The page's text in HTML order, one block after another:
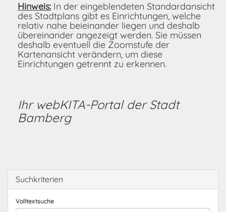
Hinweis: In der eingeblendeten Standardansicht
des Stadtplans gibt es Einrichtungen, welche
relativ nahe beieinander liegen und deshalb
übereinander angezeigt werden. Sie müssen
deshalb eventuell die Zoomstufe der
Kartenansicht verändern, um diese
Einrichtungen getrennt zu erkennen.
Ihr webKITA-Portal der Stadt
Bamberg
Suchkriterien
Volltextsuche